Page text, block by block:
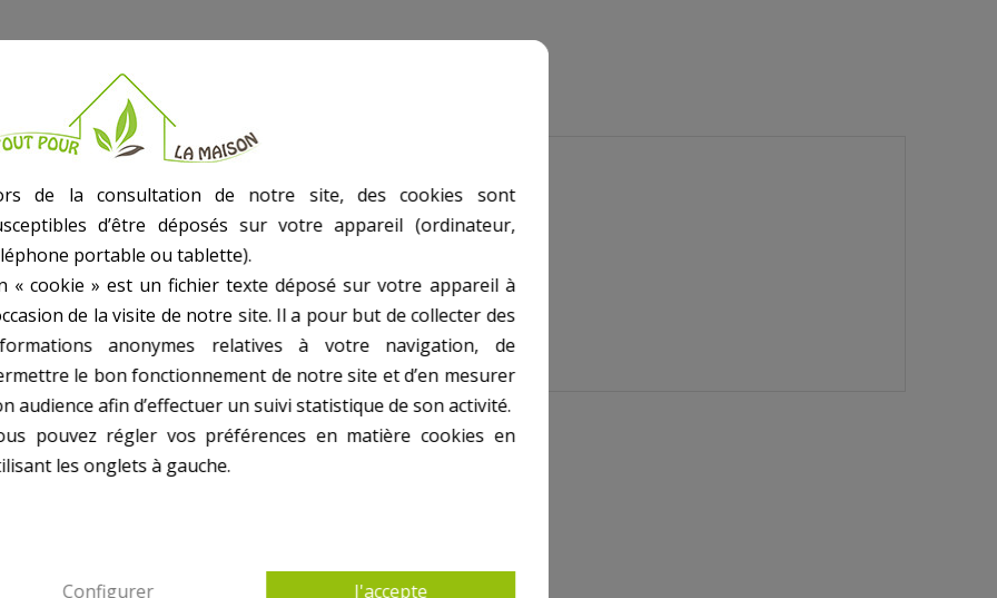
de la consultation de notre site, des cookies sont
d’être déposés sur votre appareil (ordinateur,
portable ou tablette).
« cookie » est un fichier texte déposé sur votre appareil à
de la visite de notre site. Il a pour but de collecter des
anonymes relatives à votre navigation, de
le bon fonctionnement de notre site et d’en mesurer
audience afin d’effectuer un suivi statistique de son activité.
pouvez régler vos préférences en matière cookies en
les onglets à gauche.
Configurer J'accepte